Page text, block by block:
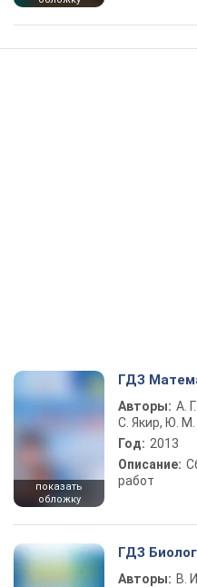
показать
обложку
ГДЗ
Авторы: А.
С. Якир, Ю.
Год: 2013
Описание:
работ
ГДЗ
Авторы: В.